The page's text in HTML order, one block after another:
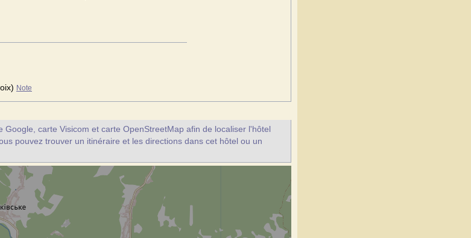
Note
Google, carte Visicom et carte OpenStreetMap afin de localiser l'hôtel
pouvez trouver un itinéraire et les directions dans cet hôtel ou un